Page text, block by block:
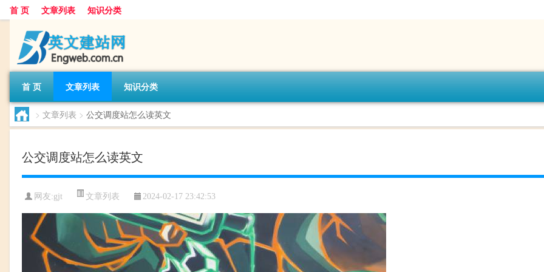
首 页 文章列表 知识分类
首 页 文章列表 知识分类
> 文章列表 > 公交调度站怎么读英文
公交调度站怎么读英文
网友:gjt 文章列表 2024-02-17 23:42:53